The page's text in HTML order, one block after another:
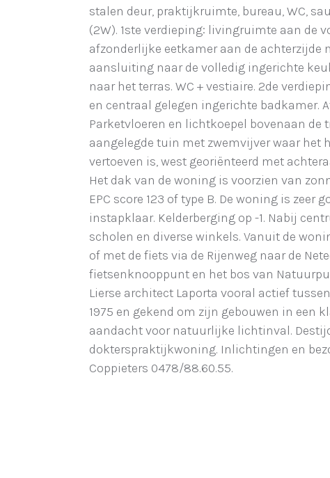
stalen deur, praktijkruimte, bureau, WC,
(2W). 1ste verdieping: livingruimte aan de
afzonderlijke eetkamer aan de achterzijde
aansluiting naar de volledig ingerichte
naar het terras. WC + vestiaire. 2de
en centraal gelegen ingerichte badkamer.
Parketvloeren en lichtkoepel bovenaan de
aangelegde tuin met zwemvijver waar het
vertoeven is, west georiënteerd met
Het dak van de woning is voorzien van
EPC score 123 of type B. De woning is zeer
instapklaar. Kelderberging op -1. Nabij
scholen en diverse winkels. Vanuit de
of met de fiets via de Rijenweg naar de
fietsenknooppunt en het bos van
Lierse architect Laporta vooral actief
1975 en gekend om zijn gebouwen in een
aandacht voor natuurlijke lichtinval.
dokterspraktijkwoning. Inlichtingen en
Coppieters 0478/88.60.55.